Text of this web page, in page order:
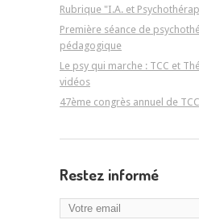
Rubrique "I.A. et
Première séance de
pédagogique
Le psy qui marche : TCC et
vidéos
47ème congrès annuel de
Restez informé